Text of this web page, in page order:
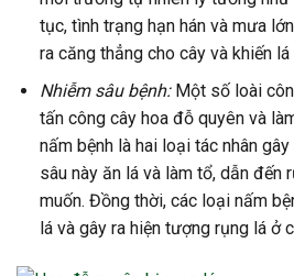
tục, tình trạng hạn hán và mưa
ra căng thẳng cho cây và khiến lá
Nhiễm sâu bệnh: Một số loài
tấn công cây hoa đỗ quyên và
nấm bệnh là hai loại tác nhân
sâu này ăn lá và làm tổ, dẫn đến
muốn. Đồng thời, các loại nấm
lá và gây ra hiện tượng rụng lá ở